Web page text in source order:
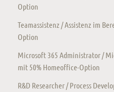
Option
Teamassistenz / Assistenz im
Option
Microsoft 365 Administrator /
mit 50% Homeoffice-Option
R&D Researcher / Process